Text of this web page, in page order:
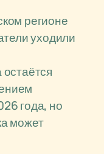
регионе
уходили
года, но
может